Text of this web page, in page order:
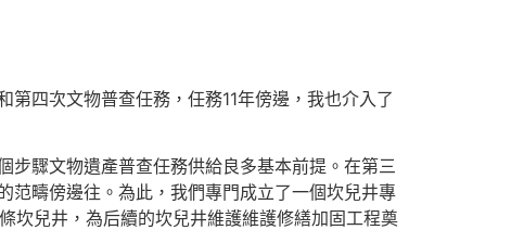
四次文物普查任務，任務11年傍邊，我也介入了
驟文物遺產普查任務供給良多基本前提。在第三
范疇傍邊往。為此，我們專門成立了一個坎兒井專
坎兒井，為后續的坎兒井維護維護修繕加固工程奠